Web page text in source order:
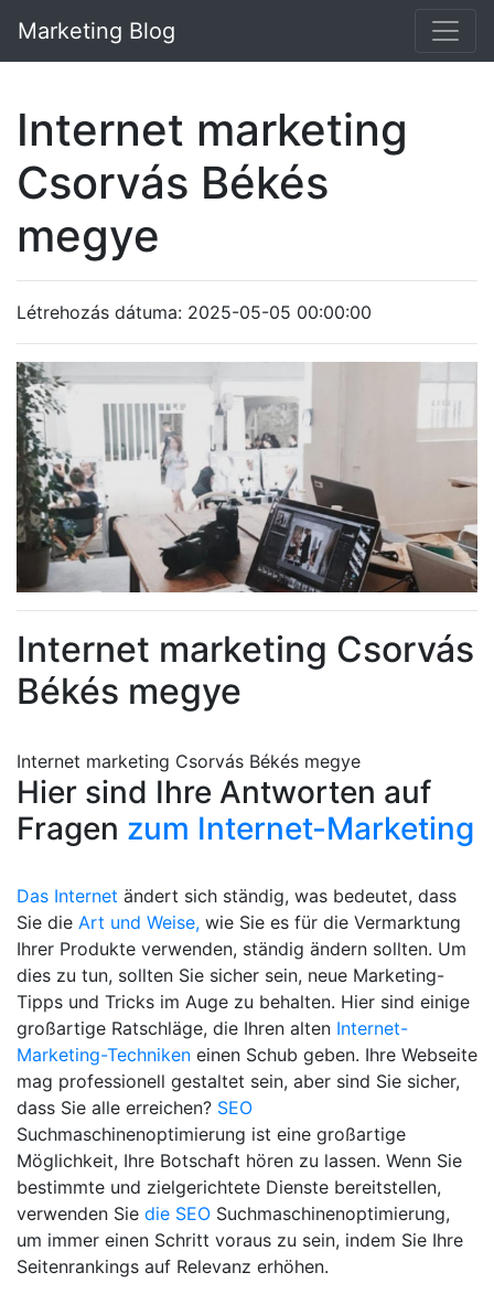
Marketing Blog
Internet marketing
Csorvás Békés
megye
Létrehozás dátuma: 2025-05-05 00:00:00
Internet marketing Csorvás
Békés megye
Internet marketing Csorvás Békés megye
Hier sind Ihre Antworten auf
Fragen zum Internet-Marketing
Das Internet ändert sich ständig, was bedeutet, dass
Sie die Art und Weise, wie Sie es für die Vermarktung
Ihrer Produkte verwenden, ständig ändern sollten. Um
dies zu tun, sollten Sie sicher sein, neue Marketing-
Tipps und Tricks im Auge zu behalten. Hier sind einige
großartige Ratschläge, die Ihren alten Internet-
Marketing-Techniken einen Schub geben. Ihre Webseite
mag professionell gestaltet sein, aber sind Sie sicher,
dass Sie alle erreichen? SEO
Suchmaschinenoptimierung ist eine großartige
Möglichkeit, Ihre Botschaft hören zu lassen. Wenn Sie
bestimmte und zielgerichtete Dienste bereitstellen,
verwenden Sie die SEO Suchmaschinenoptimierung,
um immer einen Schritt voraus zu sein, indem Sie Ihre
Seitenrankings auf Relevanz erhöhen.